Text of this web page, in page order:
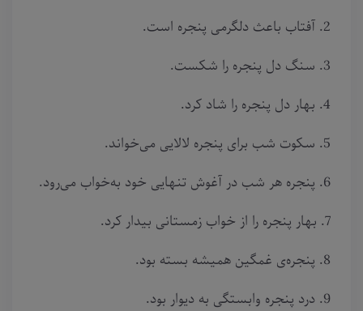
2. آفتاب باعث دلگرمی پنجره است.
3. سنگ دل پنجره را شکست.
4. بهار دل پنجره را شاد کرد.
5. سکوت شب برای پنجره لالایی می‌خواند.
6. پنجره هر شب در آغوش تنهایی خود به‌خواب می‌رود.
7. بهار پنجره را از خواب زمستانی بیدار کرد.
8. پنجره‌ی غمگین همیشه بسته بود.
9. درد پنجره وابستگی به دیوار بود.